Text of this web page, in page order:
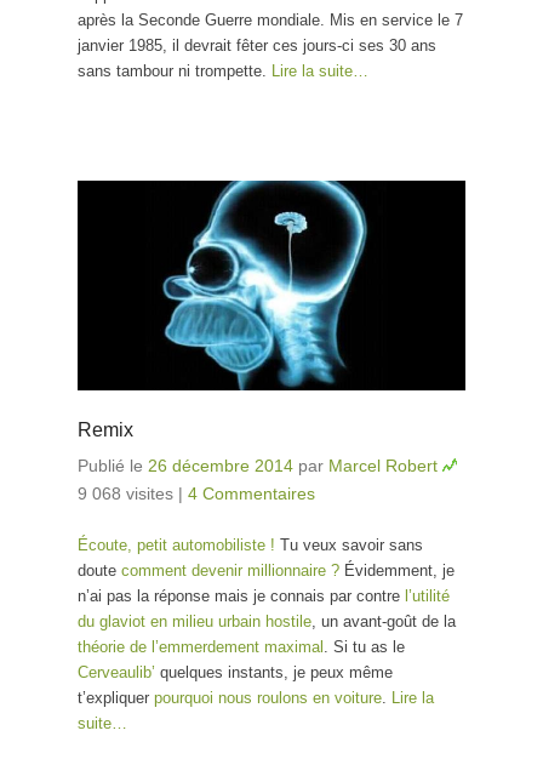
après la Seconde Guerre mondiale. Mis en service le 7
janvier 1985, il devrait fêter ces jours-ci ses 30 ans
sans tambour ni trompette.
Lire la suite…
Remix
Publié le 26 décembre 2014 par Marcel Robert
9 068 visites | 4 Commentaires
Écoute, petit automobiliste ! Tu veux savoir sans
doute comment devenir millionnaire ? Évidemment, je
n’ai pas la réponse mais je connais par contre l’utilité
du glaviot en milieu urbain hostile , un avant-goût de la
théorie de l’emmerdement maximal . Si tu as le
Cerveaulib’ quelques instants, je peux même
t’expliquer pourquoi nous roulons en voiture Lire la
suite…